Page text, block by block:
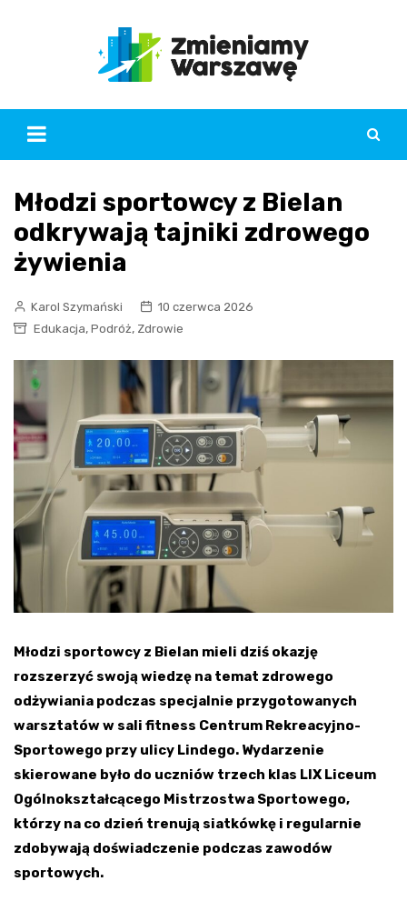
Młodzi sportowcy z Bielan
odkrywają tajniki zdrowego
żywienia
Karol Szymański
10 czerwca 2026
Edukacja, Podróż, Zdrowie
Młodzi sportowcy z Bielan mieli dziś okazję
rozszerzyć swoją wiedzę na temat zdrowego
odżywiania podczas specjalnie przygotowanych
warsztatów w sali fitness Centrum Rekreacyjno-
Sportowego przy ulicy Lindego. Wydarzenie
skierowane było do uczniów trzech klas LIX Liceum
Ogólnokształcącego Mistrzostwa Sportowego,
którzy na co dzień trenują siatkówkę i regularnie
zdobywają doświadczenie podczas zawodów
sportowych.